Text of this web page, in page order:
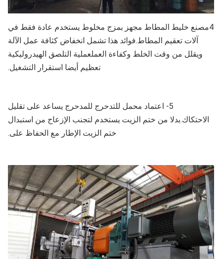
4مصنع خليط المطاط مجهز بمزج مخلوط يستخدم عادة فقط في
آلات تعقيم المطاط.فوائد هذا تشمل انخفاض كثافة عمل الآلة
ويقلل من وقت الخلط وكفاءة العملعملية التلصق الهيدروليكية
تعظيم أيضا استقرار التشغيل.
5- اعتماد محمل للتدحرج للمدحرج يساعد على تقليل
الاحتكاك.بدلا من ختم الزيت يستخدم لتجنب الإزعاج من استبدال
ختم الزيت الإطار مع الحفاظ على.